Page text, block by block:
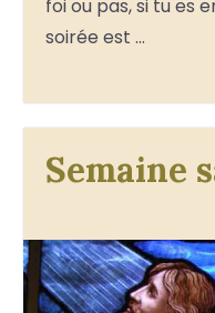
foi ou pas, si tu es
soirée est …
Semaine